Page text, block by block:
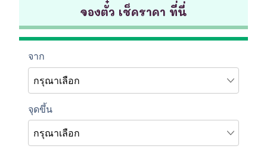
จองตั๋ว เช็คราคา ที่นี่